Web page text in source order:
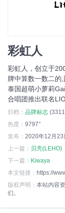
彩虹人
彩虹人，创立于
牌中算数一数二的
泰国超萌小萝莉
合唱团推出联名
归档： 品牌标志
热度： 9797°
发布： 2020年12月23
上一篇： 贝壳(LEHO)
下一篇： Kiwaya
本文链接： https://
版权声明： 本站内容
们。